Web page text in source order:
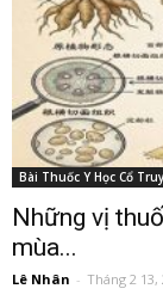
Bài Thuốc Y Học Cổ
Những vị
mùa...
Lê Nhân - Tháng 2 13,